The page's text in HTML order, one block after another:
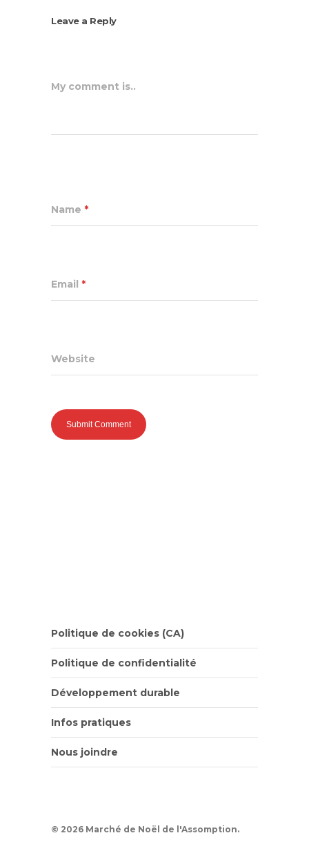
Leave a Reply
My comment is..
Name *
Email *
Website
Politique de cookies (CA)
Politique de confidentialité
Développement durable
Infos pratiques
Nous joindre
© 2026 Marché de Noël de l'Assomption.